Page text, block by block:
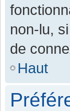
non-lu,
de
Haut